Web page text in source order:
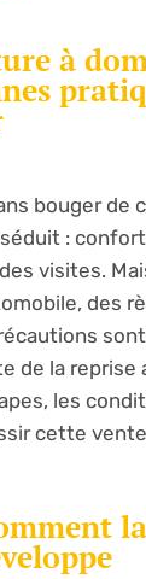
à
bouger de
:
visites.
des
de la reprise
les
cette vente